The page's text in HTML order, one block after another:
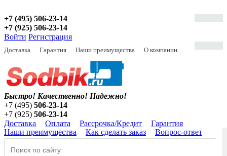
+7 (495) 506-23-14
+7 (925) 506-23-14
Войти Регистрация
Доставка Гарантия Наши преимущества О компании
Быстро! Качественно! Надежно!
+7 (495) 506-23-14
+7 (925) 506-23-14
Доставка
Оплата Рассрочка/Кредит
Гарантия
Наши преимущества
Как сделать заказ Вопрос-ответ